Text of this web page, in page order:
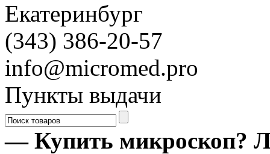
Екатеринбург
(343) 386-20-57
info@micromed.pro
Пункты выдачи
— Купить микроскоп?